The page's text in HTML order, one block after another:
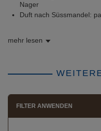
Nager
Duft nach Süssmandel:
mehr lesen
FILTER ANWENDEN